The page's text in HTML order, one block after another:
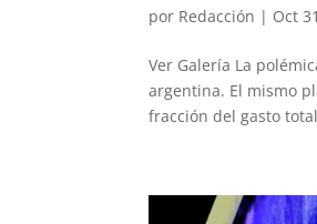
por Redacción | Oct
Ver Galería La
argentina. El mismo
fracción del gasto